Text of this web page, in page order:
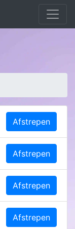
Afstrepen
Afstrepen
Afstrepen
Afstrepen